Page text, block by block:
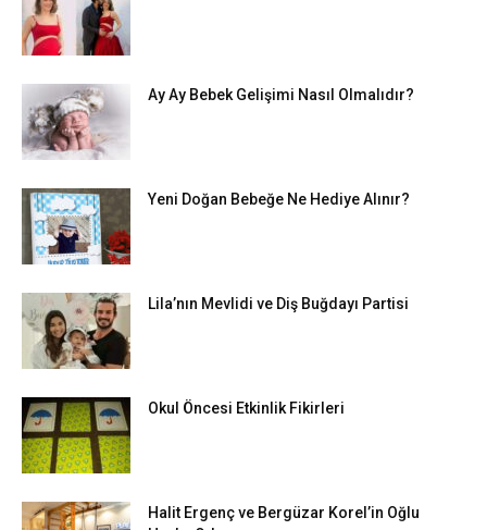
Ay Ay Bebek Gelişimi Nasıl Olmalıdır?
Yeni Doğan Bebeğe Ne Hediye Alınır?
Lila’nın Mevlidi ve Diş Buğdayı Partisi
Okul Öncesi Etkinlik Fikirleri
Halit Ergenç ve Bergüzar Korel’in Oğlu